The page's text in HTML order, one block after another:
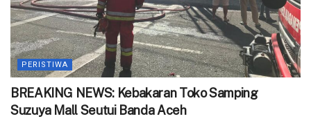
PERISTIWA
BREAKING NEWS: Kebakaran Toko Samping
Suzuya Mall Seutui Banda Aceh